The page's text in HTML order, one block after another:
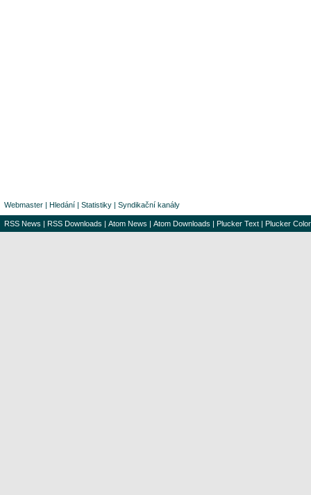
Webmaster | Hledání | Statistiky | Syndikační kanály
RSS News | RSS Downloads | Atom News | Atom Downloads | Plucker Text | Plucker Color